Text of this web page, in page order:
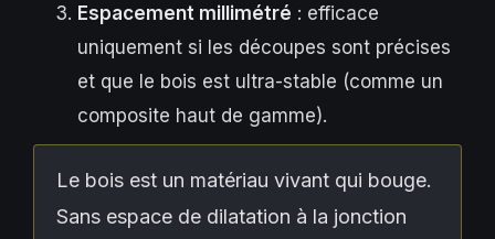
Espacement millimétré : efficace
uniquement si les découpes sont précises
et que le bois est ultra-stable (comme un
composite haut de gamme).
Le bois est un matériau vivant qui bouge.
Sans espace de dilatation à la jonction